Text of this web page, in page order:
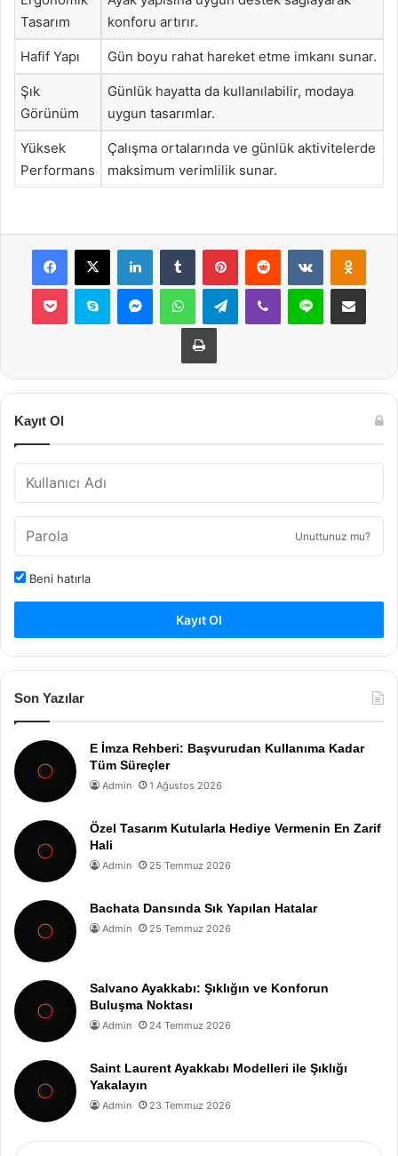
Tasarım
konforu artırır.
Hafif Yapı Gün boyu rahat hareket etme imkanı sunar.
Şık
Görünüm
Günlük hayatta da kullanılabilir, modaya
uygun tasarımlar.
Yüksek
Performans
Çalışma ortalarında ve günlük aktivitelerde
maksimum verimlilik sunar.
Facebook
X LinkedInTumblr PinterestReddit VKontakte
Pocket Skype MessengerWhatsAppTelegramViber Line E-Posta ile
Yazdır
Kayıt Ol
Unuttunuz mu?
Beni hatırla
Kayıt Ol
Son Yazılar
E İmza Rehberi: Başvurudan Kullanıma Kadar
Tüm Süreçler
Admin 1 Ağustos 2026
Özel Tasarım Kutularla Hediye Vermenin En Zarif
Hali
Admin 25 Temmuz 2026
Bachata Dansında Sık Yapılan Hatalar
Admin 25 Temmuz 2026
Salvano Ayakkabı: Şıklığın ve Konforun
Buluşma Noktası
Admin 24 Temmuz 2026
Saint Laurent Ayakkabı Modelleri ile Şıklığı
Yakalayın
Admin 23 Temmuz 2026